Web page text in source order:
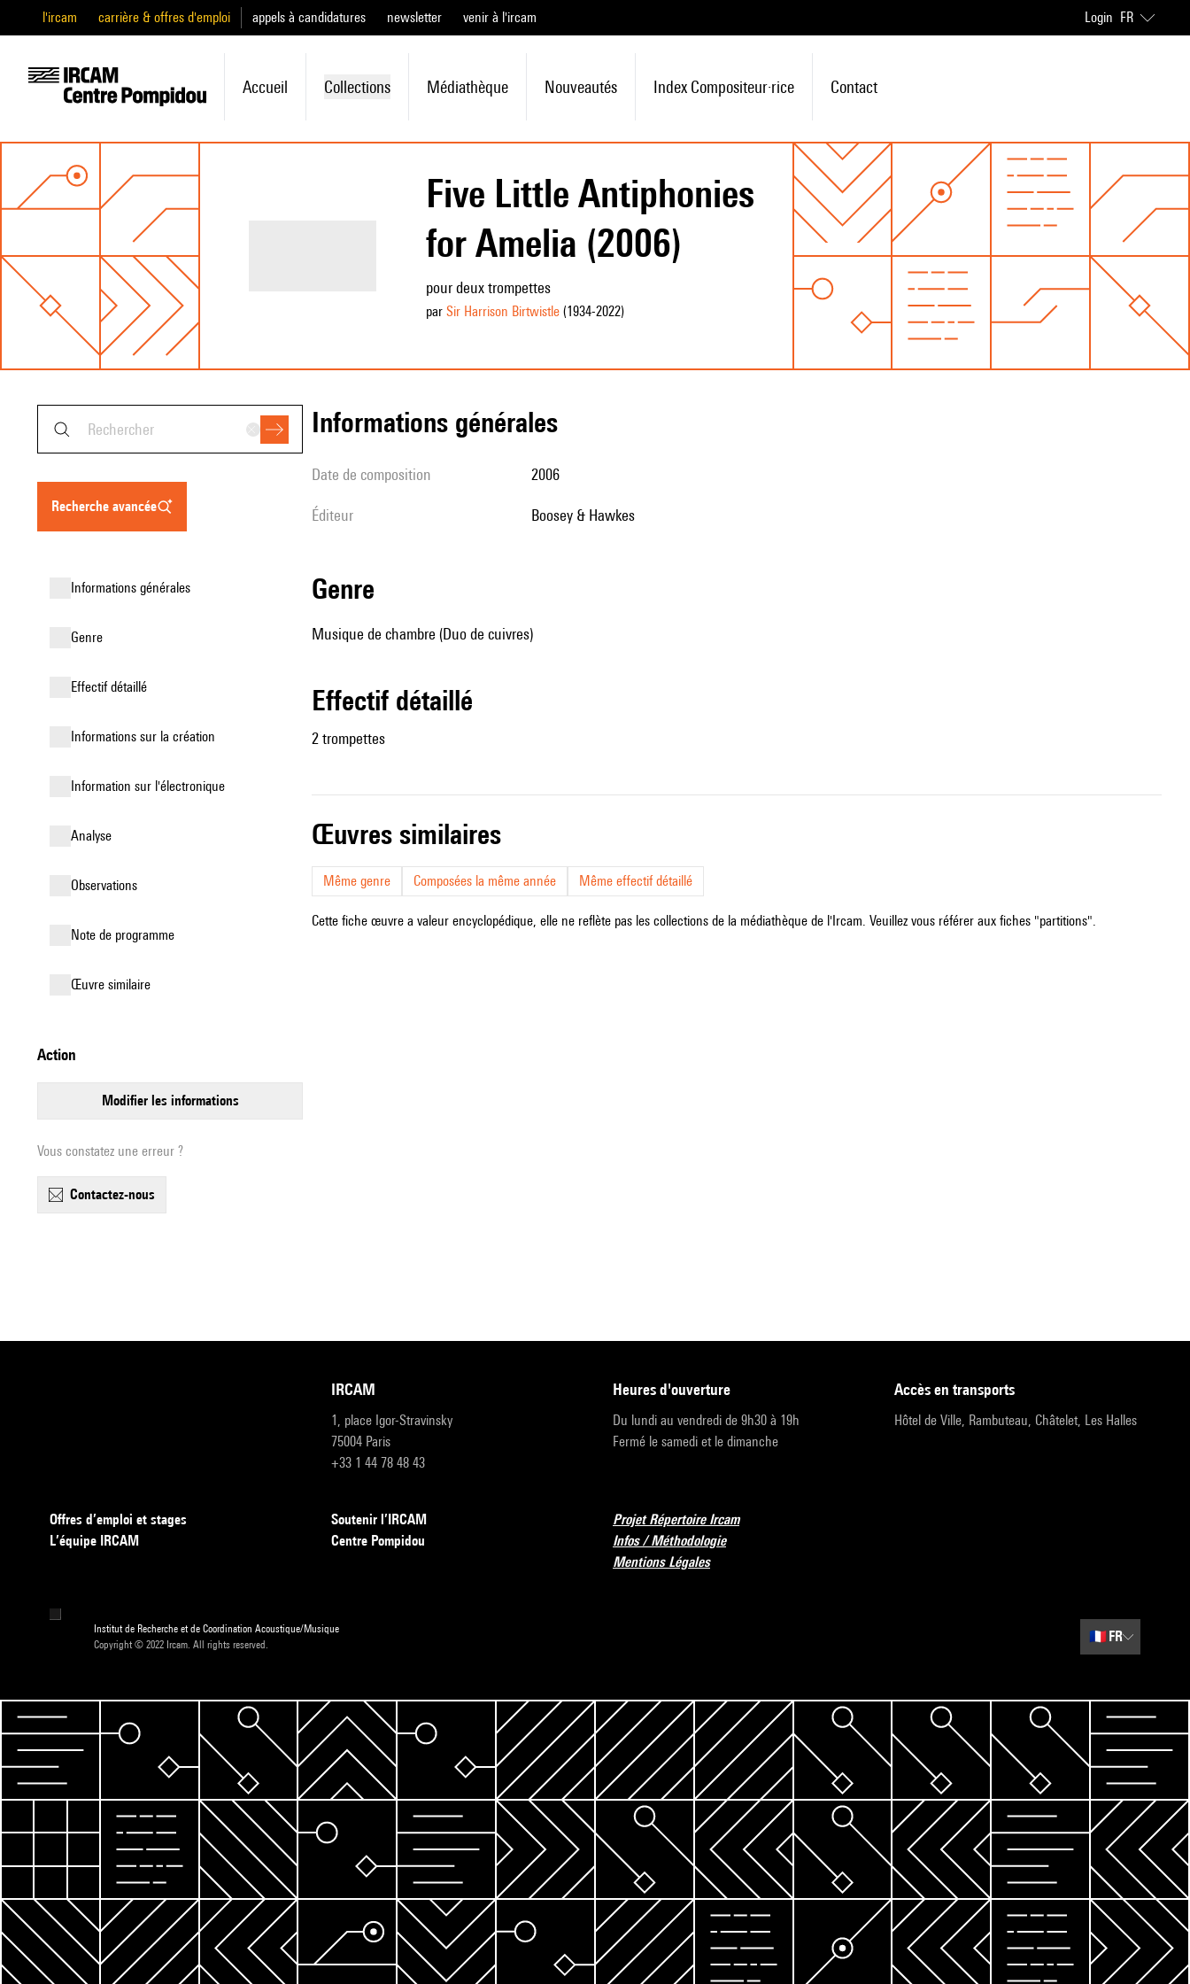
l'ircam carrière & offres d'emploi appels à candidatures newsletter venir à l'ircam Login FR
Accueil Collections Médiathèque Nouveautés Index Compositeur·rice Contact
Five Little Antiphonies
for Amelia (2006)
pour deux trompettes
par Sir Harrison Birtwistle(1934-2022)
recherche avancée
informations générales
genre
effectif détaillé
informations sur la création
Information sur l'électronique
analyse
observations
Note de programme
œuvre similaire
action
modifier les informations
Vous constatez une erreur ?
contactez-nous
informations générales
date de composition 2006
éditeur Boosey & Hawkes
genre
Musique de chambre (Duo de cuivres)
effectif détaillé
2 trompettes
œuvres similaires
Même genre Composées la même année Même effectif détaillé
Cette fiche œuvre a valeur encyclopédique, elle ne reflète pas les collections de la médiathèque de l'Ircam. Veuillez vous référer aux fiches "partitions".
IRCAM
1, place Igor-Stravinsky
75004 Paris
+33 1 44 78 48 43
heures d'ouverture
Du lundi au vendredi de 9h30 à 19h
Fermé le samedi et le dimanche
accès en transports
Hôtel de Ville, Rambuteau, Châtelet, Les Halles
Offres d’emploi et stages
L’équipe IRCAM
Soutenir l’IRCAM
Centre Pompidou
Projet Répertoire Ircam
Infos / Méthodologie
Mentions Légales
Institut de Recherche et de Coordination Acoustique/Musique
Copyright © 2022 Ircam. All rights reserved.
🇫🇷 FR